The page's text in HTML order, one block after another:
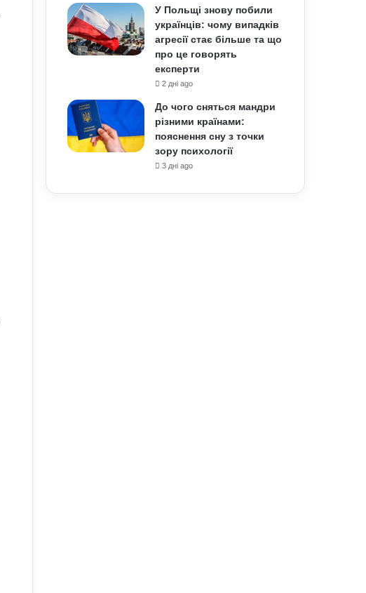
У Польщі знову побили
українців: чому випадків
агресії стає більше та що
про це говорять
експерти
2 дні ago
До чого сняться мандри
різними країнами:
пояснення сну з точки
зору психології
3 дні ago